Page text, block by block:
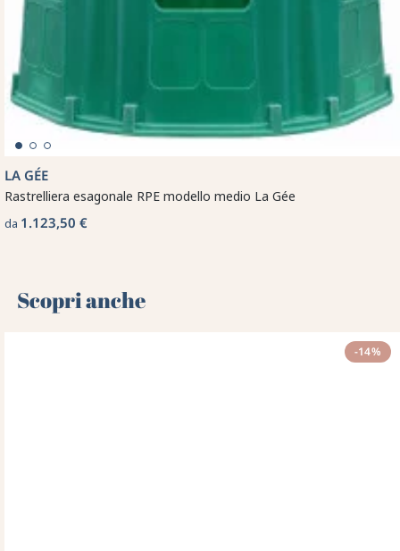
LA GÉE
Rastrelliera esagonale RPE modello medio La Gée
da 1.123,50 €
Scopri anche 🌻
-14%